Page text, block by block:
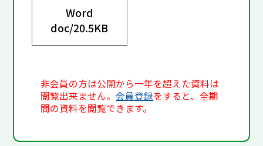
Word
doc/20.5KB
非会員の方は公開から一年を超えた資料は
閲覧出来ません。会員登録をすると、全期
間の資料を閲覧できます。